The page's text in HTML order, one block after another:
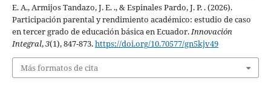
E. A., Armijos Tandazo, J. E. ., & Espinales Pardo, J. P. . (2026).
Participación parental y rendimiento académico: estudio de caso
en tercer grado de educación básica en Ecuador. Innovación
Integral,3(1), 847-873.https://doi.org/10.70577/gn5kjv49
Más formatos de cita